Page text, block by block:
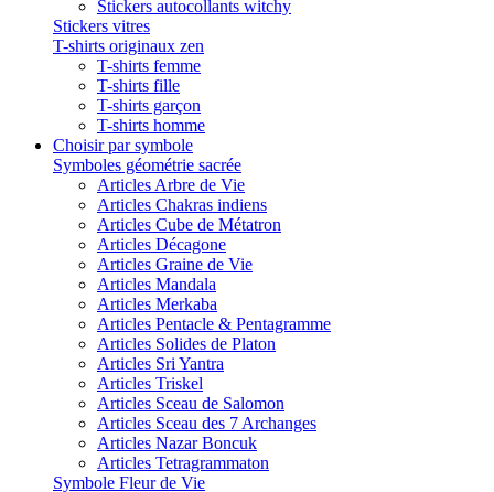
Stickers autocollants witchy
Stickers vitres
T-shirts originaux zen
T-shirts femme
T-shirts fille
T-shirts garçon
T-shirts homme
Choisir par symbole
Symboles géométrie sacrée
Articles Arbre de Vie
Articles Chakras indiens
Articles Cube de Métatron
Articles Décagone
Articles Graine de Vie
Articles Mandala
Articles Merkaba
Articles Pentacle & Pentagramme
Articles Solides de Platon
Articles Sri Yantra
Articles Triskel
Articles Sceau de Salomon
Articles Sceau des 7 Archanges
Articles Nazar Boncuk
Articles Tetragrammaton
Symbole Fleur de Vie